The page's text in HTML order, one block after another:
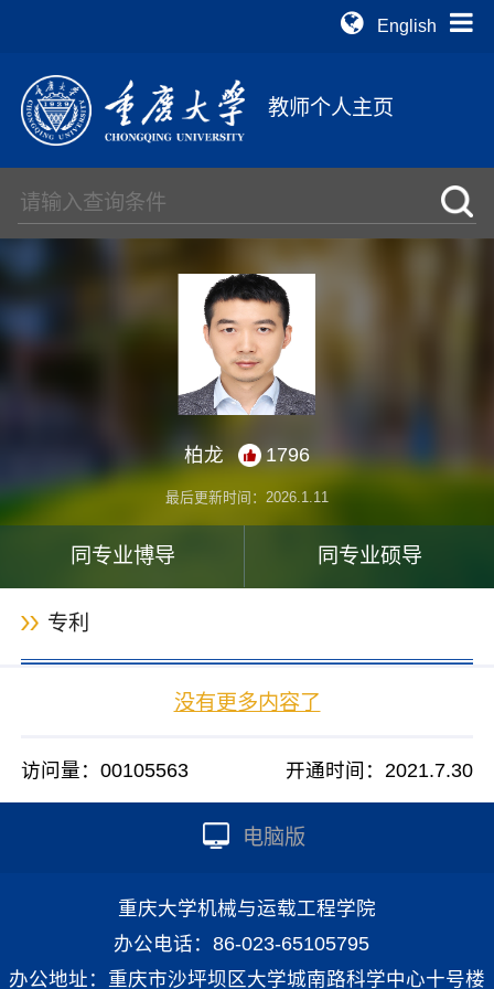
English
教师个人主页
柏龙 1796
最后更新时间： 2026.1.11
同专业博导 同专业硕导
专利
没有更多内容了
访问量：00105563 开通时间： 2021.7.30
电脑版
重庆大学机械与运载工程学院
办公电话：86-023-65105795
办公地址：重庆市沙坪坝区大学城南路科学中心十号楼